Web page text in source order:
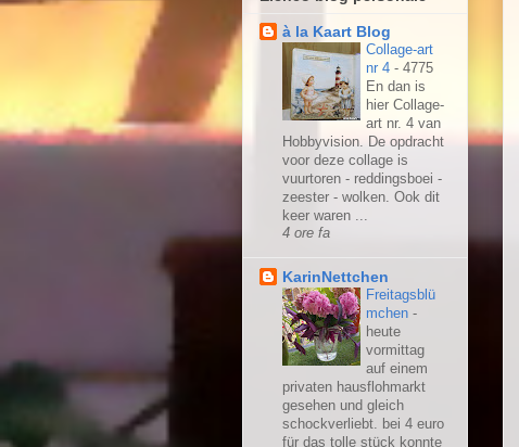
à la Kaart Blog
Collage-art
nr 4 - 4775
En dan is
hier Collage-
art nr. 4 van
Hobbyvision. De opdracht
voor deze collage is
vuurtoren - reddingsboei -
zeester - wolken. Ook dit
keer waren ...
4 ore fa
KarinNettchen
Freitagsblü
mchen -
heute
vormittag
auf einem
privaten hausflohmarkt
gesehen und gleich
schockverliebt. bei 4 euro
für das tolle stück konnte